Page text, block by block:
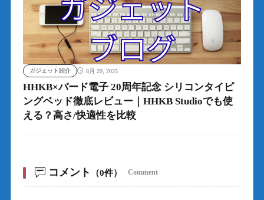
ガジェット紹介 8月 29, 2025
HHKB×バード電子 20周年記念 シリコンタイピ
ングベッド徹底レビュー｜HHKB Studioでも使
える？高さ/快適性を比較
コメント （0件） Comment